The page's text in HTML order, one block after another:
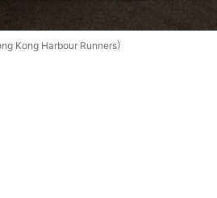
Kong Harbour Runners）